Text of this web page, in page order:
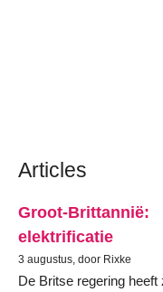
Articles
Groot-Brittannië:
elektrificatie
3 augustus, door Rixke
De Britse regering